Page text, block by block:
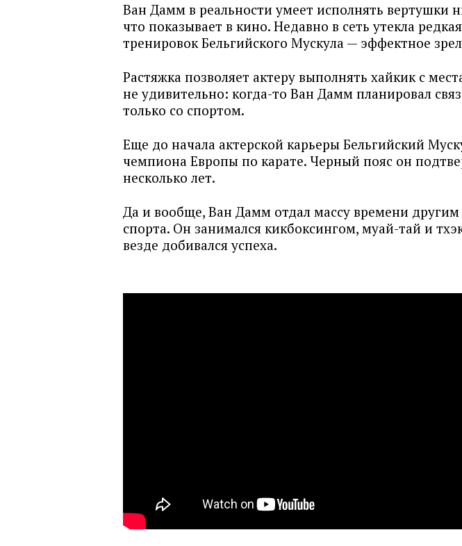
Ван Дамм в реальности умеет исполнять вертушки
что показывает в кино. Недавно в сеть утекла
тренировок Бельгийского Мускула — эффектное
Растяжка позволяет актеру выполнять хайкик с
не удивительно: когда-то Ван Дамм планировал
только со спортом.
Еще до начала актерской карьеры Бельгийский
чемпиона Европы по карате. Черный пояс он
несколько лет.
Да и вообще, Ван Дамм отдал массу времени
спорта. Он занимался кикбоксингом, муай-тай и
везде добивался успеха.